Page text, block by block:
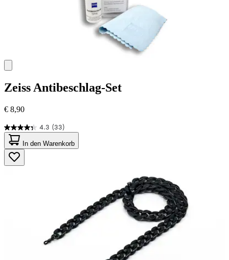
ZeissAntibeschlag-Set
€ 8,90
4.3 (33)
4.3
von
5
Sternen.
33
In den Warenkorb